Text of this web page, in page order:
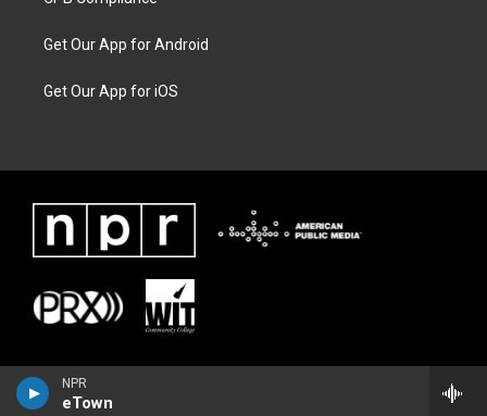
NPR
eTown
Get Our App for Android
Get Our App for iOS